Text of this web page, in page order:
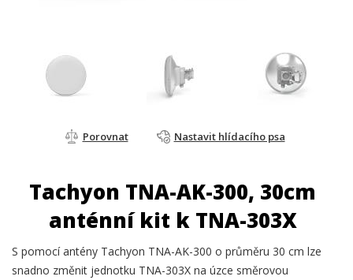
Porovnat Nastavit hlídacího psa
Tachyon TNA-AK-300, 30cm
anténní kit k TNA-303X
S pomocí antény Tachyon TNA-AK-300 o průměru 30 cm lze
snadno změnit jednotku TNA-303X na úzce směrovou